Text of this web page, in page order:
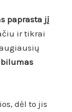
paprasta jį
ir tikrai
dėl to jis